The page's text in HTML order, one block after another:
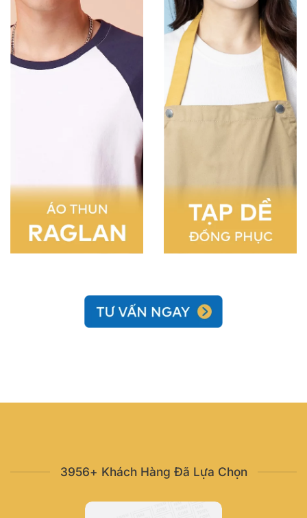
3956+ Khách Hàng Đã Lựa Chọn